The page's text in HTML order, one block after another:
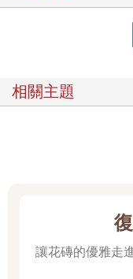
此。比方說一個呈現形
法製程）、CNC 數控
27、要價 25 美元的煮
所傳達的是，報時這項
錶的價值基本上存在於
的地位。作為一種抽象
相關主題
讓花磚的優雅走